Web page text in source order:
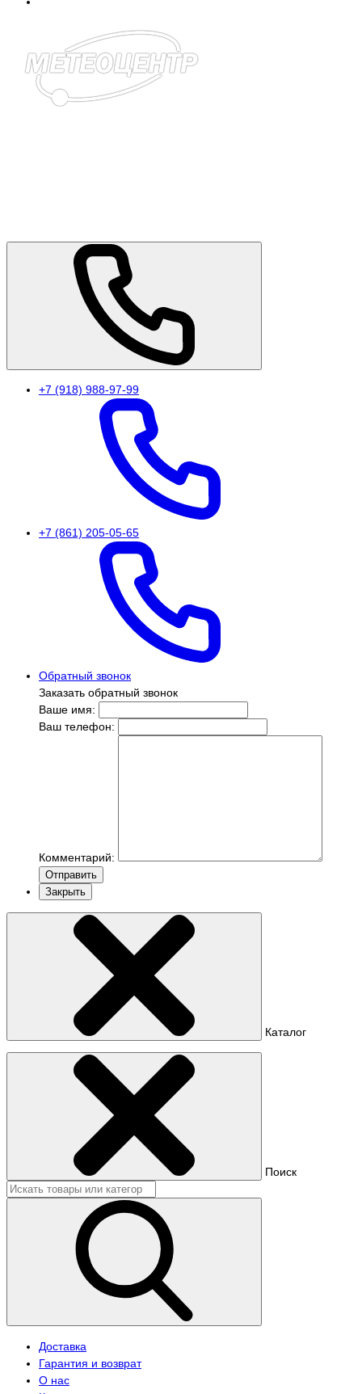
+7 (918) 988-97-99
+7 (861) 205-05-65
Обратный звонок
Заказать обратный звонок
Ваше имя:
Ваш телефон:
Комментарий:
Отправить
Закрыть
Каталог
Поиск
Доставка
Гарантия и возврат
О нас